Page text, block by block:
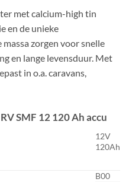
met calcium-high tin
en de unieke
zorgen voor snelle
en lange levensduur. Met
in o.a. caravans,
SMF 12 120 Ah accu
12V
120Ah
B00